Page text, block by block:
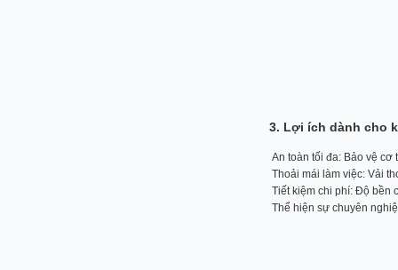
3. Lợi ích dành cho
An toàn tối đa: Bảo vệ cơ
Thoải mái làm việc: Vải
Tiết kiệm chi phí: Độ bền
Thể hiện sự chuyên